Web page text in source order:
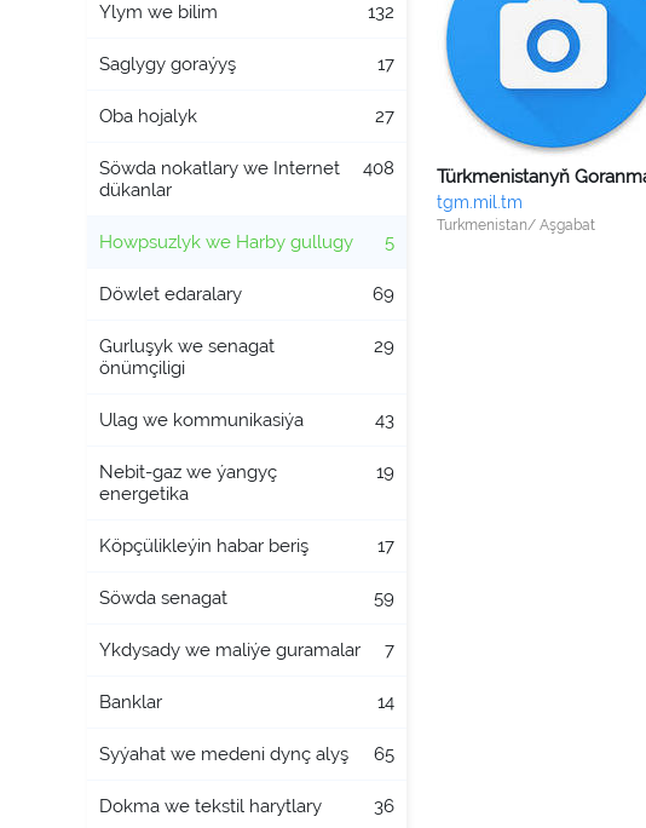
Ylym we bilim 132
Saglygy goraýyş 17
Oba hojalyk 27
Söwda nokatlary we Internet
dükanlar
408
Howpsuzlyk we Harby gullugy 5
Döwlet edaralary 69
Gurluşyk we senagat
önümçiligi
29
Ulag we kommunikasiýa 43
Nebit-gaz we ýangyç
energetika
19
Köpçülikleýin habar beriş 17
Söwda senagat 59
Ykdysady we maliýe guramalar 7
Banklar 14
Syýahat we medeni dynç alyş 65
Dokma we tekstil harytlary 36
tgm.mil.tm
Turkmenistan/ Aşgabat